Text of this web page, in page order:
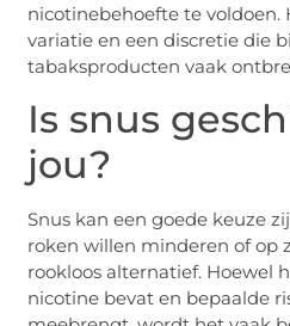
nicotinebehoefte te
variatie en een discretie die
tabaksproducten vaak
Is snus
jou?
Snus kan een goede keuze
roken willen minderen of op
rookloos alternatief. Hoewel
nicotine bevat en bepaalde